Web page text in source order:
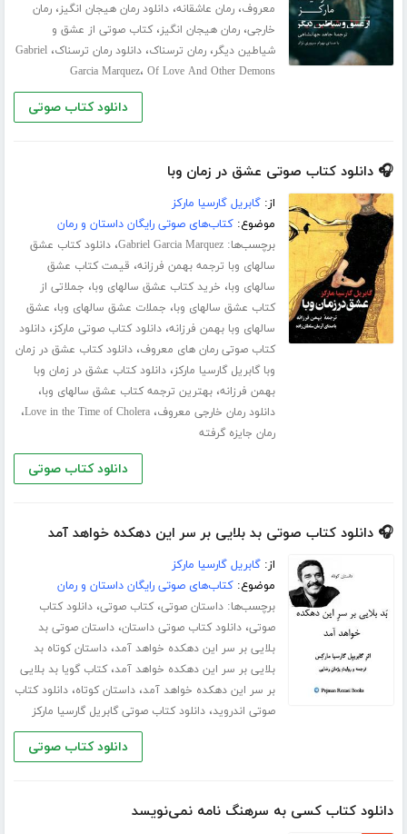
معروف،رمان عاشقانه،دانلود رمان هیجان انگیز،رمان
خارجی،رمان هیجان انگیز،کتاب صوتی از عشق و
شیاطین دیگر،رمان ترسناک،دانلود رمان ترسناک،Gabriel
Garcia Marquez، Of Love And Other Demons
دانلود کتاب صوتی
🎧 دانلود کتاب صوتی عشق در زمان وبا
از:گابریل گارسیا مارکز
موضوع:کتاب‌های صوتی رایگان داستان و رمان
برچسب‌ها:Gabriel Garcia Marquez،دانلود کتاب عشق
سالهای وبا ترجمه بهمن فرزانه، قیمت کتاب عشق
سالهای وبا، خرید کتاب عشق سالهای وبا، جملاتی از
کتاب عشق سالهای وبا، جملات عشق سالهای وبا، عشق
سالهای وبا بهمن فرزانه،دانلود کتاب صوتی مارکز،دانلود
کتاب صوتی رمان های معروف،دانلود کتاب عشق در زمان
وبا گابریل گارسیا مارکز،دانلود کتاب عشق در زمان وبا
بهمن فرزانه،بهترین ترجمه کتاب عشق سالهای وبا،
دانلود رمان خارجی معروف،Love in the Time of Cholera،
رمان جایزه گرفته
دانلود کتاب صوتی
🎧 دانلود کتاب صوتی بد بلایی بر سر این دهکده خواهد آمد
از:گابریل گارسیا مارکز
موضوع:کتاب‌های صوتی رایگان داستان و رمان
برچسب‌ها:داستان صوتی،کتاب صوتی،دانلود کتاب
صوتی،دانلود کتاب صوتی داستان،داستان صوتی بد
بلایی بر سر این دهکده خواهد آمد،داستان کوتاه بد
بلایی بر سر این دهکده خواهد آمد،کتاب گویا بد بلایی
بر سر این دهکده خواهد آمد،داستان کوتاه،دانلود کتاب
صوتی اندروید،دانلود کتاب صوتی گابریل گارسیا مارکز
دانلود کتاب صوتی
دانلود کتاب کسی به سرهنگ نامه نمی‌نویسد